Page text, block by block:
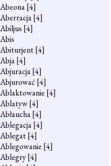
Abeona[4]
Aberracja[4]
Abiljus [4]
Abis
Abiturjent[4]
Abja[4]
Abjuracja[4]
Abjurować [4]
Ablaktowanie [4]
Ablatyw[4]
Abłaucha[4]
Ablegacja[4]
Ablegat[4]
Ablegowanie [4]
Ablegry[4]